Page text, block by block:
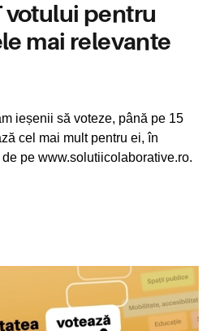
votului pentru
mai relevante
ieșenii să voteze, până pe 15
cel mai mult pentru ei, în
pe www.solutiicolaborative.ro.